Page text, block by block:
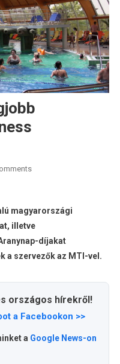
magyarországi
illetve
díjakat
a szervezők az MTI-vel.
országos hírekről!
a Facebookon >>
a Google News-on